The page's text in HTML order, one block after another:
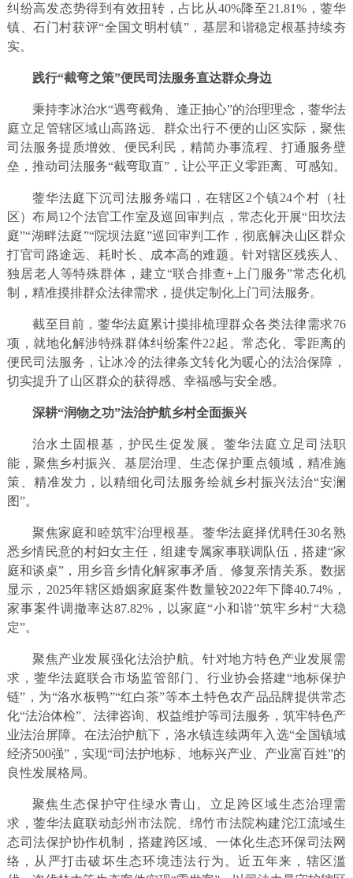
纠纷高发态势得到有效扭转，占比从40%降至21.81%，蓥华
镇、石门村获评“全国文明村镇”，基层和谐稳定根基持续夯
实。
践行“截弯之策”便民司法服务直达群众身边
秉持李冰治水“遇弯截角、逢正抽心”的治理理念，蓥华法
庭立足管辖区域山高路远、群众出行不便的山区实际，聚焦
司法服务提质增效、便民利民，精简办事流程、打通服务壁
垒，推动司法服务“截弯取直”，让公平正义零距离、可感知。
蓥华法庭下沉司法服务端口，在辖区2个镇24个村（社
区）布局12个法官工作室及巡回审判点，常态化开展“田坎法
庭”“湖畔法庭”“院坝法庭”巡回审判工作，彻底解决山区群众
打官司路途远、耗时长、成本高的难题。针对辖区残疾人、
独居老人等特殊群体，建立“联合排查+上门服务”常态化机
制，精准摸排群众法律需求，提供定制化上门司法服务。
截至目前，蓥华法庭累计摸排梳理群众各类法律需求76
项，就地化解涉特殊群体纠纷案件22起。常态化、零距离的
便民司法服务，让冰冷的法律条文转化为暖心的法治保障，
切实提升了山区群众的获得感、幸福感与安全感。
深耕“润物之功”法治护航乡村全面振兴
治水土固根基，护民生促发展。蓥华法庭立足司法职
能，聚焦乡村振兴、基层治理、生态保护重点领域，精准施
策、精准发力，以精细化司法服务绘就乡村振兴法治“安澜
图”。
聚焦家庭和睦筑牢治理根基。蓥华法庭择优聘任30名熟
悉乡情民意的村妇女主任，组建专属家事联调队伍，搭建“家
庭和谈桌”，用乡音乡情化解家事矛盾、修复亲情关系。数据
显示，2025年辖区婚姻家庭案件数量较2022年下降40.74%，
家事案件调撤率达87.82%，以家庭“小和谐”筑牢乡村“大稳
定”。
聚焦产业发展强化法治护航。针对地方特色产业发展需
求，蓥华法庭联合市场监管部门、行业协会搭建“地标保护
链”，为“洛水板鸭”“红白茶”等本土特色农产品品牌提供常态
化“法治体检”、法律咨询、权益维护等司法服务，筑牢特色产
业法治屏障。在法治护航下，洛水镇连续两年入选“全国镇域
经济500强”，实现“司法护地标、地标兴产业、产业富百姓”的
良性发展格局。
聚焦生态保护守住绿水青山。立足跨区域生态治理需
求，蓥华法庭联动彭州市法院、绵竹市法院构建沱江流域生
态司法保护协作机制，搭建跨区域、一体化生态环保司法网
络，从严打击破坏生态环境违法行为。近五年来，辖区滥